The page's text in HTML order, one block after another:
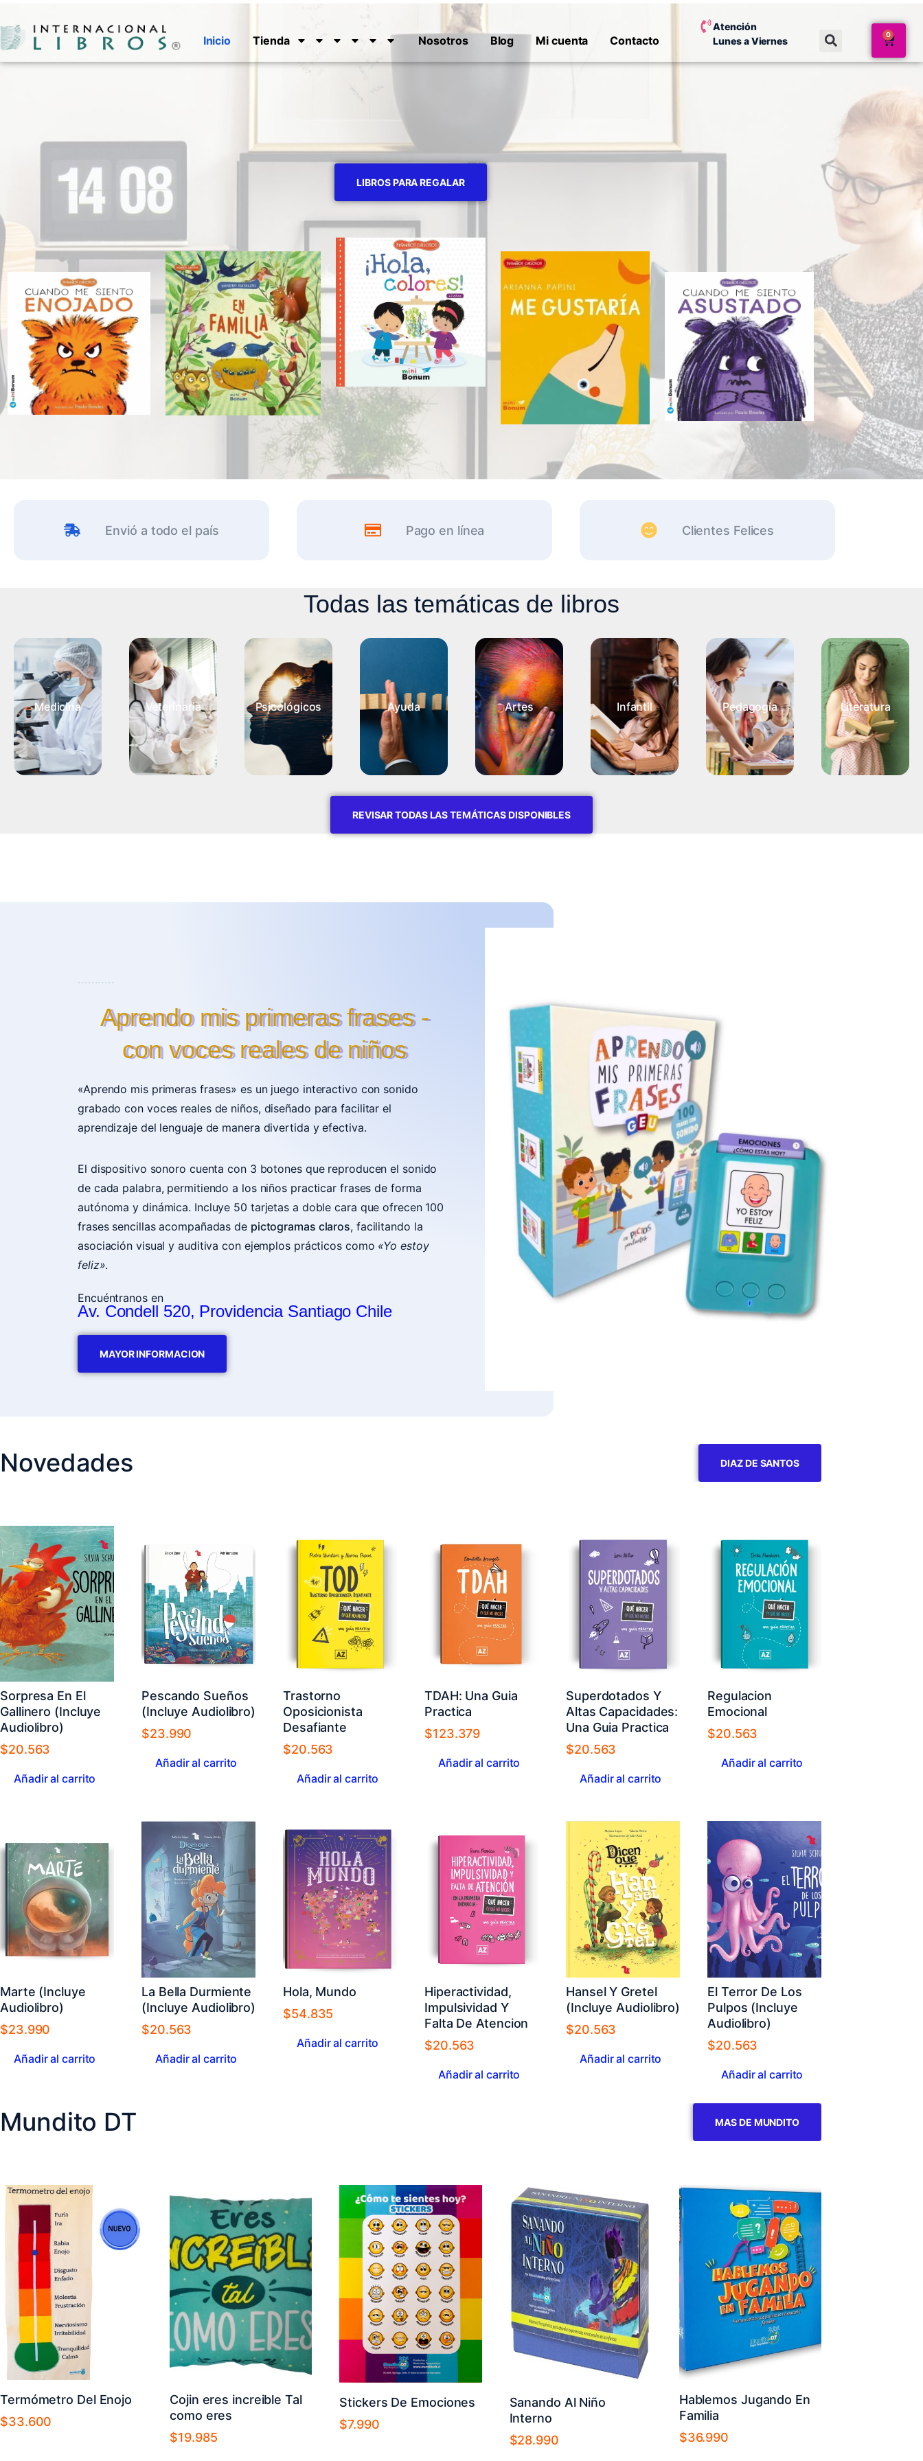
Inicio Tienda Nosotros Blog Mi cuenta Contacto
Atención
Lunes a Viernes
0
LIBROS PARA REGALAR
Envió a todo el país Pago en línea Clientes Felices
Todas las temáticas de libros
Medicina Veterinaria Psicológicos Ayuda Artes Infantil Pedagogía Literatura
REVISAR TODAS LAS TEMÁTICAS DISPONIBLES
...........
Aprendo mis primeras frases -
con voces reales de niños
«Aprendo mis primeras frases» es un juego interactivo con sonido
grabado con voces reales de niños, diseñado para facilitar el
aprendizaje del lenguaje de manera divertida y efectiva.
El dispositivo sonoro cuenta con 3 botones que reproducen el sonido
de cada palabra, permitiendo a los niños practicar frases de forma
autónoma y dinámica. Incluye 50 tarjetas a doble cara que ofrecen 100
frases sencillas acompañadas de pictogramas claros, facilitando la
asociación visual y auditiva con ejemplos prácticos como «Yo estoy
feliz».
Encuéntranos en
Av. Condell 520, Providencia Santiago Chile
MAYOR INFORMACION
Novedades DIAZ DE SANTOS
Sorpresa En El
Gallinero (Incluye
Audiolibro)
$20.563
Añadir al carrito
Pescando Sueños
(Incluye Audiolibro)
$23.990
Añadir al carrito
Trastorno
Oposicionista
Desafiante
$20.563
Añadir al carrito
TDAH: Una Guia
Practica
$123.379
Añadir al carrito
Superdotados Y
Altas Capacidades:
Una Guia Practica
$20.563
Añadir al carrito
Regulacion
Emocional
$20.563
Añadir al carrito
Marte (Incluye
Audiolibro)
$23.990
Añadir al carrito
La Bella Durmiente
(Incluye Audiolibro)
$20.563
Añadir al carrito
Hola, Mundo
$54.835
Añadir al carrito
Hiperactividad,
Impulsividad Y
Falta De Atencion
$20.563
Añadir al carrito
Hansel Y Gretel
(Incluye Audiolibro)
$20.563
Añadir al carrito
El Terror De Los
Pulpos (Incluye
Audiolibro)
$20.563
Añadir al carrito
Mundito DT MAS DE MUNDITO
Termómetro Del Enojo
$33.600
Cojin eres increible Tal
como eres
$19.985
Stickers De Emociones
$7.990
Sanando Al Niño
Interno
$28.990
Hablemos Jugando En
Familia
$36.990